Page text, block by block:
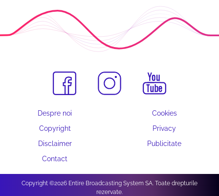
Despre noi
Cookies
Copyright
Privacy
Disclaimer
Publicitate
Contact
Copyright ©2026 Entire Broadcasting System SA. Toate drepturile
rezervate.